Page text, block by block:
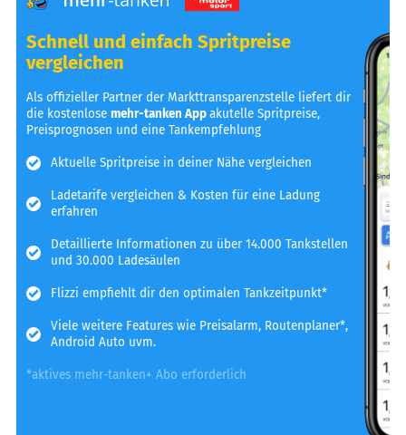
Schnell und einfach Spritpreise
vergleichen
Als offizieller Partner der Markttransparenzstelle liefert dir
die kostenlosemehr-tanken Appakutelle Spritpreise,
Preisprognosen und eine Tankempfehlung
Aktuelle Spritpreise in deiner Nähe vergleichen
Ladetarife vergleichen & Kosten für eine Ladung
erfahren
Detaillierte Informationen zu über 14.000 Tankstellen
und 30.000 Ladesäulen
Flizzi empfiehlt dir den optimalen Tankzeitpunkt*
Viele weitere Features wie Preisalarm, Routenplaner*,
Android Auto uvm.
*aktives mehr-tanken+ Abo erforderlich